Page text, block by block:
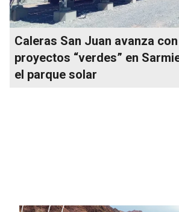
Caleras San Juan avanza
proyectos “verdes” en
el parque solar